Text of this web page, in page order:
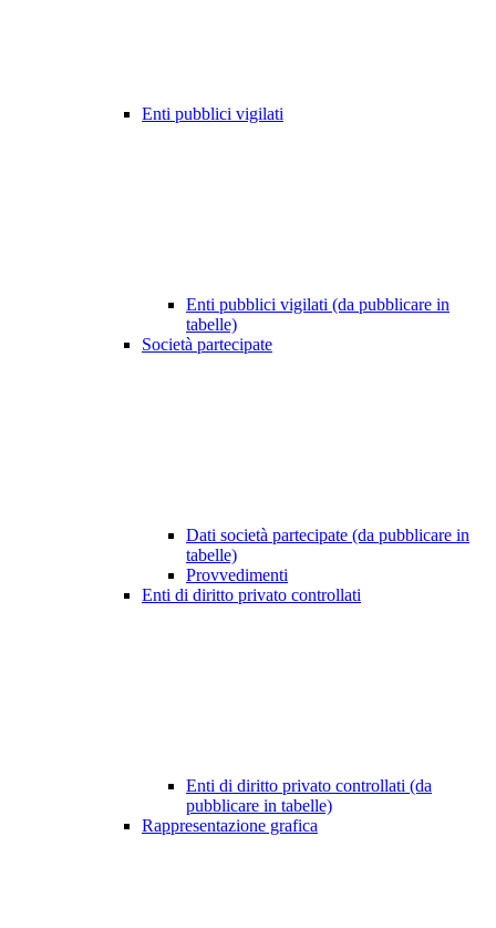
Enti pubblici vigilati
Enti pubblici vigilati (da pubblicare in
tabelle)
Società partecipate
Dati società partecipate (da pubblicare in
tabelle)
Provvedimenti
Enti di diritto privato controllati
Enti di diritto privato controllati (da
pubblicare in tabelle)
Rappresentazione grafica